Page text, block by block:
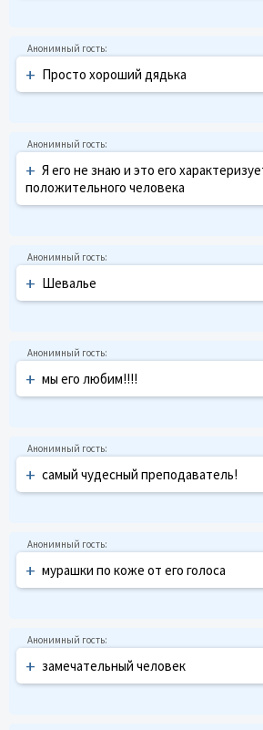
+ Просто хороший дядька
+ Я его не знаю и это его
положительного человека
+ Шевалье
+ мы его любим!!!!
+ самый чудесный преподаватель!
+ мурашки по коже от его голоса
+ замечательный человек